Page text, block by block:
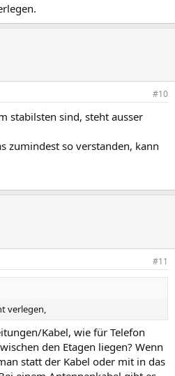
#10
stabilsten sind, steht ausser
zumindest so verstanden, kann
#11
verlegen,
Kabel, wie für Telefon
den Etagen liegen? Wenn
statt der Kabel oder mit in das